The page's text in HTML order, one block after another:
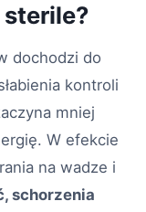
sterile?
dochodzi do
kontroli
mniej
W efekcie
na wadze i
schorzenia